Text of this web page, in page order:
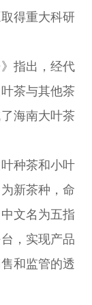
得重大科研
指出，经代
茶与其他茶
海南大叶茶
种茶和小叶
新茶种，命
文名为五指
，实现产品
和监管的透